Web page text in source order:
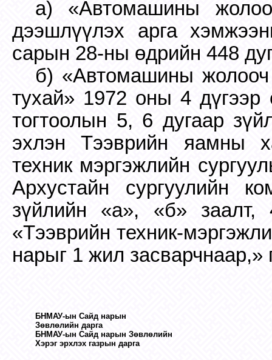
а) «Автомашины
дээшлүүлэх арга
сарын 28-ны өдрийн 448
б) «Автомашины жолооч
тухай» 1972 оны 4
тогтоолын 5, 6 дугаар
эхлэн Тээврийн яамны
техник мэргэжлийн
Архустайн сургуулийн
зүйлийн «а», «б» заалт,
«Тээврийн техник-
нарыг 1 жил засварчнаар,»
БНМАУ-ын Сайд нарын
Зөвлөлийн дарга
БНМАУ-ын Сайд нарын Зөвлөлийн
Хэрэг эрхлэх газрын дарга